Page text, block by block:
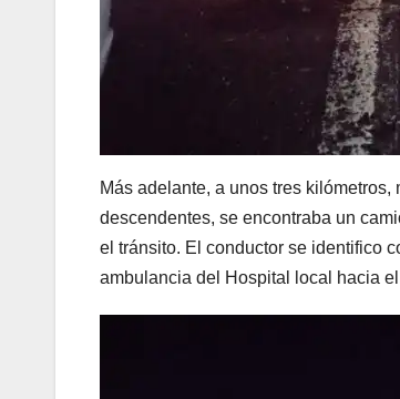
Más adelante, a unos tres
descendentes, se encontraba un
el tránsito. El conductor se identifico
ambulancia del Hospital local hacia